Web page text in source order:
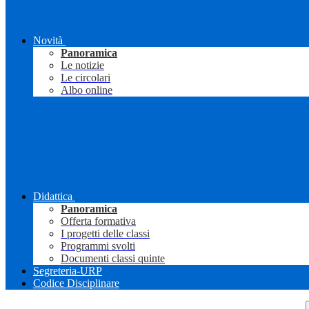
Novità
Panoramica
Le notizie
Le circolari
Albo online
Didattica
Panoramica
Offerta formativa
I progetti delle classi
Programmi svolti
Documenti classi quinte
Segreteria-URP
Codice Disciplinare